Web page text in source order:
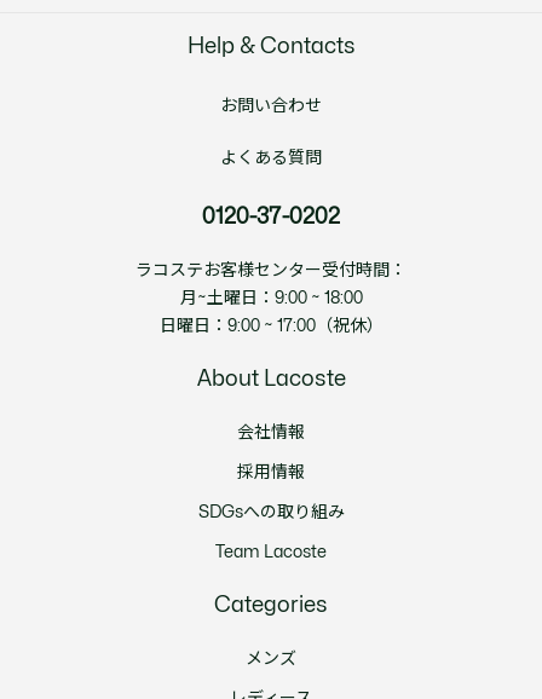
Help & Contacts
お問い合わせ
よくある質問
0120-37-0202
ラコステお客様センター受付時間：
月~土曜日：9:00 ~ 18:00
日曜日：9:00 ~ 17:00（祝休）
About Lacoste
会社情報
採用情報
SDGsへの取り組み
Team Lacoste
Categories
メンズ